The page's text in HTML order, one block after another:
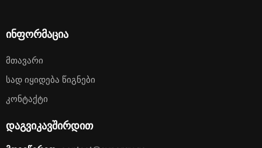
ინფორმაცია
Მთავარი
Სად Იყიდება Წიგნები
Კონტაქტი
დაგვიკავშირდით